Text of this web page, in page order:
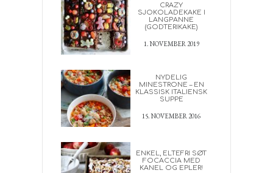
CRAZY
SJOKOLADEKAKE I
LANGPANNE
(GODTERIKAKE)
1. NOVEMBER 2019
NYDELIG
MINESTRONE – EN
KLASSISK ITALIENSK
SUPPE
15. NOVEMBER 2016
ENKEL, ELTEFRI SØT
FOCACCIA MED
KANEL OG EPLER!